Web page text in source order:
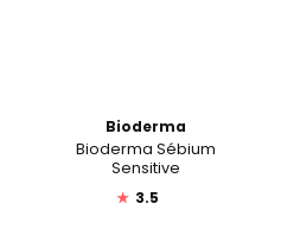
Bioderma
Bioderma Sébium
Sensitive
★ 3.5